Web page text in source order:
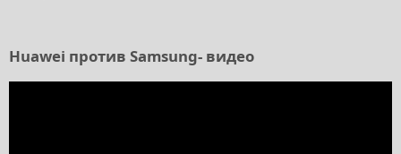
Huawei против Samsung- видео